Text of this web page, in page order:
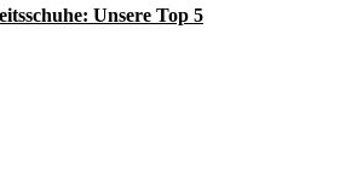
Unsere Top 5